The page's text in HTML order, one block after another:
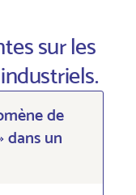
sur les
de
dans un